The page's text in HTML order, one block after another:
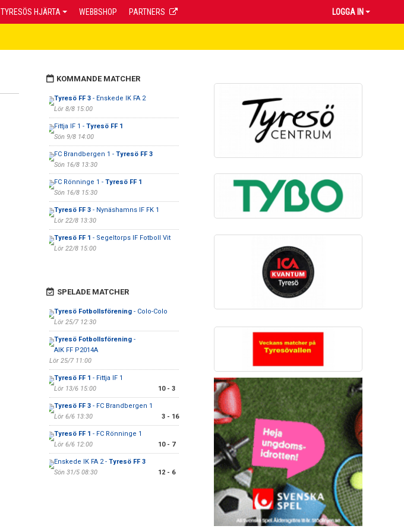
TYRESÖS HJÄRTA WEBBSHOP PARTNERS LOGGA IN
KOMMANDE MATCHER
Tyresö FF 3- Enskede IK FA 2
Lör 8/8 15:00
Fittja IF 1 - Tyresö FF 1
Sön 9/8 14:00
FC Brandbergen 1 - Tyresö FF 3
Sön 16/8 13:30
FC Rönninge 1 - Tyresö FF 1
Sön 16/8 15:30
Tyresö FF 3- Nynäshamns IF FK 1
Lör 22/8 13:30
Tyresö FF 1 - Segeltorps IF Fotboll Vit
Lör 22/8 15:00
SPELADE MATCHER
Tyresö Fotbollsförening- Colo-Colo
Lör 25/7 12:30
Tyresö Fotbollsförening-
AIK FF P2014A
Lör 25/7 11:00
Tyresö FF 1 - Fittja IF 1
Lör 13/6 15:00
10 - 3
Tyresö FF 3- FC Brandbergen 1
Lör 6/6 13:30
3 - 16
Tyresö FF 1 - FC Rönninge 1
Lör 6/6 12:00
10 - 7
Enskede IK FA 2 - Tyresö FF 3
Sön 31/5 08:30
12 - 6